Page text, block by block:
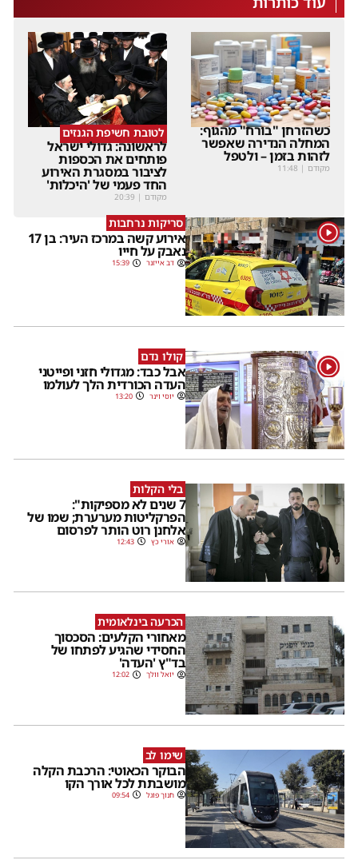
כשהזרחן "בורח" מהגוף:
המחלה הנדירה שאפשר
לזהות בזמן – ולטפל
מקודם |
11:48
לטובת חשיפת הגנזים
לראשונה: גדולי ישראל
פותחים את הכספות
לציבור במסגרת האירוע
החד פעמי של 'היכלות'
מקודם |
20:39
1 סריקות נרחבות
אירוע קשה במרכז העיר: בן 17
נאבק על חייו
דב אייזנר 15:39
1 קולו נדם
אבל כבד: מגדולי חזני ופייטני
העדה הכורדית הלך לעולמו
יוסי וינר 13:20
בלי הקלות
7 שנים לא מספיקות":
הפרקליטות מערערת; שמו של
אלחנן רוט הותר לפרסום
אורי כץ 12:43
הכרעה בינלאומית
מאחורי הקלעים: הסכסוך
החסידי שהגיע לפתחו של
בד"ץ 'העדה'
יואל וולך 12:02
שימו לב
הבוקר הכאוטי: הרכבת הקלה
מושבתת לכל אורך הקו
חנוך פוגל 09:54